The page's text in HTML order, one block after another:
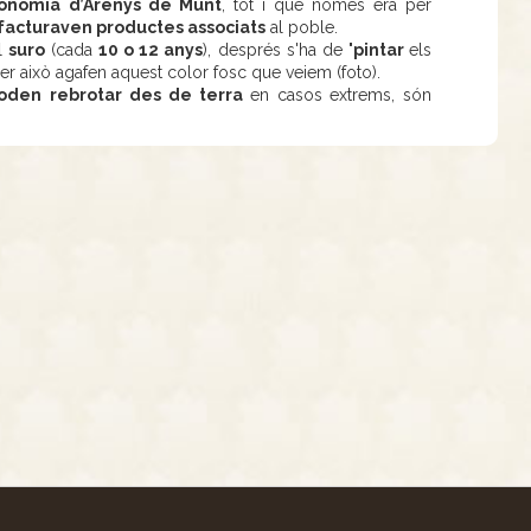
d’Arenys de Munt , tot i que només era per
productes associats al poble.
suro(cada 10 o 12 anys), després s'ha de "pintarels
això agafen aquest color fosc que veiem (foto).
rebrotar des de terraen casos extrems, són